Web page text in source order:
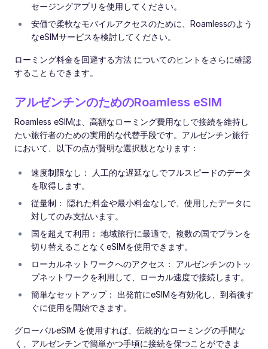
セージングアプリを使用してください。
安価で柔軟なモバイルアクセスのために、Roamlessのよう
なeSIMサービスを検討してください。
ローミング料金を回避する方法 についてのヒントをさらに確認
することもできます。
アルゼンチンのためのRoamless eSIM
Roamless eSIMは、高額なローミング費用なしで接続を維持し
たい旅行者のための実用的な代替手段です。アルゼンチン旅行
において、以下の点が賢明な選択肢となります：
速度制限なし： 人工的な遅延なしでフルスピードのデータ
を取得します。
従量制： 隠れた料金や最小料金なしで、使用したデータに
対してのみ支払います。
国を超えて利用： 地域旅行に最適で、複数の国でプランを
切り替えることなくeSIMを使用できます。
ローカルネットワークへのアクセス： アルゼンチンのトッ
プネットワークを利用して、ローカル速度で接続します。
簡単なセットアップ： 出発前にeSIMを有効化し、到着後す
ぐに使用を開始できます。
グローバルeSIM を使用すれば、伝統的なローミングの手間な
く、アルゼンチンで簡単かつ手頃に接続を保つことができま